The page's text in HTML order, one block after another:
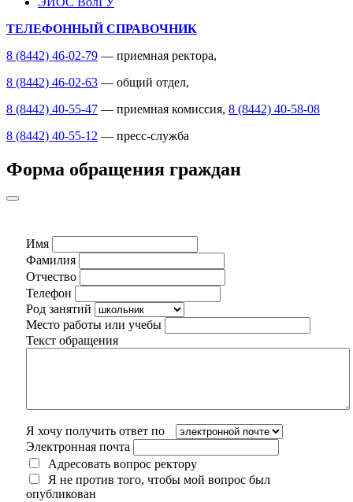
ТЕЛЕФОННЫЙ СПРАВОЧНИК
8 (8442) 46-02-79 — приемная ректора,
8 (8442) 46-02-63 — общий отдел,
8 (8442) 40-55-47 — приемная комиссия, 8 (8442) 40-58-08
8 (8442) 40-55-12 — пресс-служба
Форма обращения граждан
Имя
Фамилия
Отчество
Телефон
Род занятий
Место работы или учебы
Текст обращения
Я хочу получить ответ по
Электронная почта
Адресовать вопрос ректору
Я не против того, чтобы мой вопрос был
опубликован